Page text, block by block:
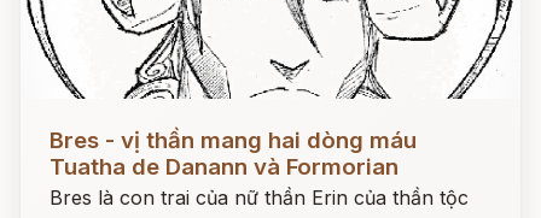
Bres - vị thần mang hai dòng máu
Tuatha de Danann và Formorian
Bres là con trai của nữ thần Erin của thần tộc